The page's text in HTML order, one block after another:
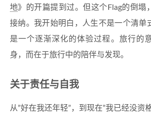
地》的开篇提到过。但这个Flag的倒塌
接纳。我开始明白，人生不是一个清单
是一个逐渐深化的体验过程。旅行的
身，而在于旅行中的陪伴与发现。
关于责任与自我
从”好在我还年轻”，到现在”我已经没资